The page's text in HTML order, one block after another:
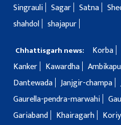
Singrauli Sagar Satna
shahdol shajapur
Chhattisgarh news: Korba
Kanker
Kawardha
Dantewada Janjgir-champa
Gaurella-pendra-marwahi
Gariaband
Khairagarh